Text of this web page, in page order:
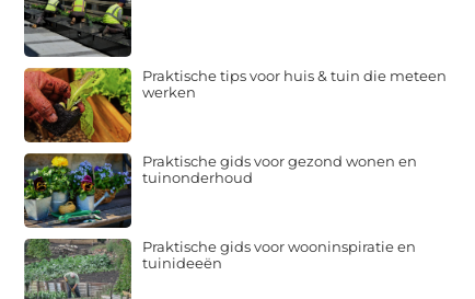
Praktische tips voor huis & tuin die meteen
werken
Praktische gids voor gezond wonen en
tuinonderhoud
Praktische gids voor wooninspiratie en
tuinideeën